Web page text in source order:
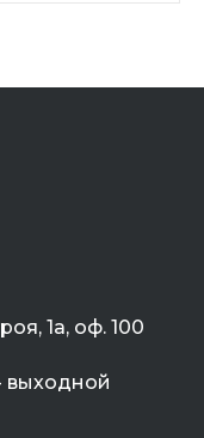
1а, оф. 100
выходной